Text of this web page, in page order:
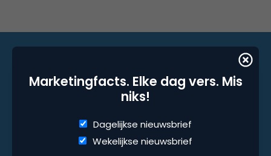
Marketingfacts. Elke dag vers. Mis
niks!
Dagelijkse nieuwsbrief
Wekelijkse nieuwsbrief
Marketingfacts. Elke dag vers. Mis niks!
Wekelijkse nieuwsbrief